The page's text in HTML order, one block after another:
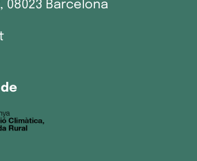
08023 Barcelona